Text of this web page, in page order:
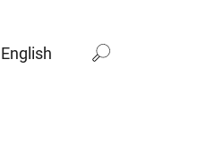
English